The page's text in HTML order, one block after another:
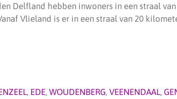
Delfland hebben inwoners in een straal
Vlieland is er in een straal van 20
, EDE, WOUDENBERG, VEENENDAAL,